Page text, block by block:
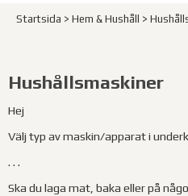
Startsida > Hem & Hushåll >
Hushållsmaskiner
Hej
Välj typ av maskin/apparat i
. . .
Ska du laga mat, baka eller på